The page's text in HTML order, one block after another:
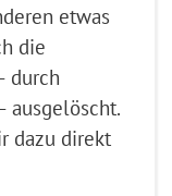
etwas
die
durch
ausgelöscht.
dazu direkt